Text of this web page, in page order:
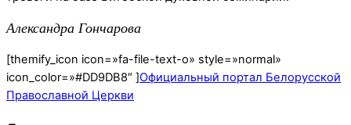
Александра Гончарова
[themify_icon icon=»fa-file-text-o» style=»normal»
icon_color=»#DD9DB8″ ]Официальный портал Белорусской
Православной Церкви